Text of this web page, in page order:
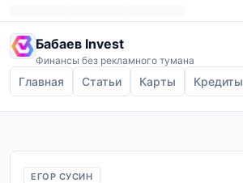
Бабаев Invest
Финансы без рекламного тумана
Главная Статьи Карты Кредиты
ЕГОР СУСИН